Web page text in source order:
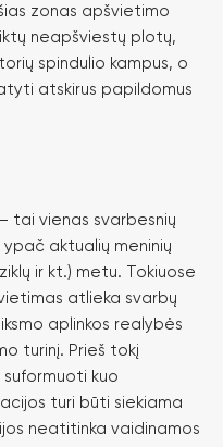
zonas apšvietimo
neapšviestų plotų,
spindulio kampus, o
atskirus papildomus
tai vienas svarbesnių
aktualių meninių
ir kt.) metu. Tokiuose
atlieka svarbų
aplinkos realybės
turinį. Prieš tokį
kuo
turi būti siekiama
neatitinka vaidinamos